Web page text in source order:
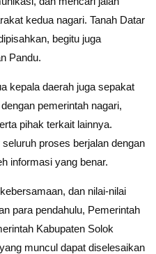
kedua nagari. Tanah Datar
begitu juga
Pandu.
kepala daerah juga sepakat
pemerintah nagari,
pihak terkait lainnya.
proses berjalan dengan
informasi yang benar.
dan nilai-nilai
para pendahulu, Pemerintah
Kabupaten Solok
muncul dapat diselesaikan